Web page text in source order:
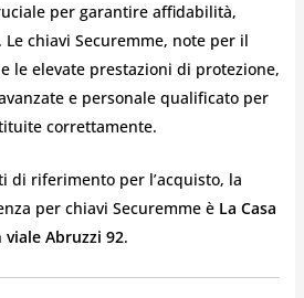
per garantire affidabilità,
chiavi Securemme, note per il
le elevate prestazioni di protezione,
e personale qualificato per
correttamente.
di riferimento per l’acquisto, la
per chiavi Securemme è La Casa
viale Abruzzi 92.